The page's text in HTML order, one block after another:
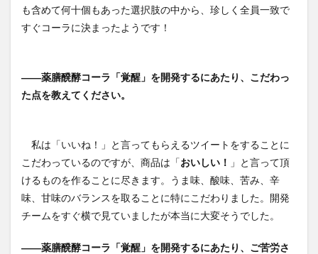
も含めて何十個もあった選択肢の中から、珍しく全員一致で
すぐコーラに決まったようです！
――薬膳醗酵コーラ「覚醒」を開発するにあたり、こだわっ
た点を教えてください。
私は「いいね！」と言ってもらえるツイートをすることに
こだわっているのですが、商品は「おいしい！ 」と言って頂
けるものを作ることに尽きます。うま味、酸味、苦み、辛
味、甘味のバランスを取ることに特にこだわりました。開発
チームをすぐ横で見ていましたが本当に大変そうでした。
――薬膳醗酵コーラ「覚醒」を開発するにあたり、ご苦労さ